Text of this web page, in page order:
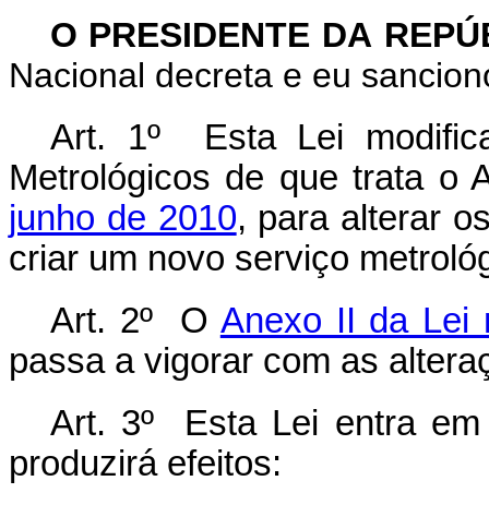
O PRESIDENTE DA
Nacional decreta e eu
Art. 1º Esta Lei
Metrológicos de que trata o
junho de 2010, para alterar
criar um novo serviço
Art. 2º O Anexo II da Lei
passa a vigorar com as
Art. 3º Esta Lei entra
produzirá efeitos: